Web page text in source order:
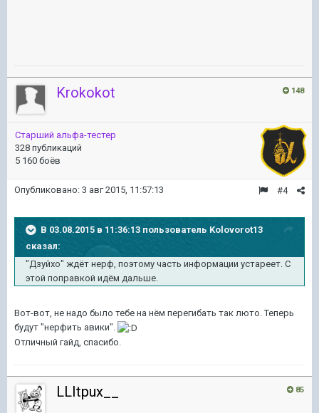
148
Krokokot
Старший альфа-тестер
328 публикаций
5 160 боёв
#4
Опубликовано: 3 авг 2015, 11:57:13
В 03.08.2015 в 11:36:13 пользователь Kolovorot13
сказал:
"Дзуйхо" ждёт нерф, поэтому часть информации устареет. С
этой поправкой идём дальше.
Вот-вот, не надо было тебе на нём перегибать так люто. Теперь
будут "нерфить авики".
Отличный гайд, спасибо.
85
LLItpux__